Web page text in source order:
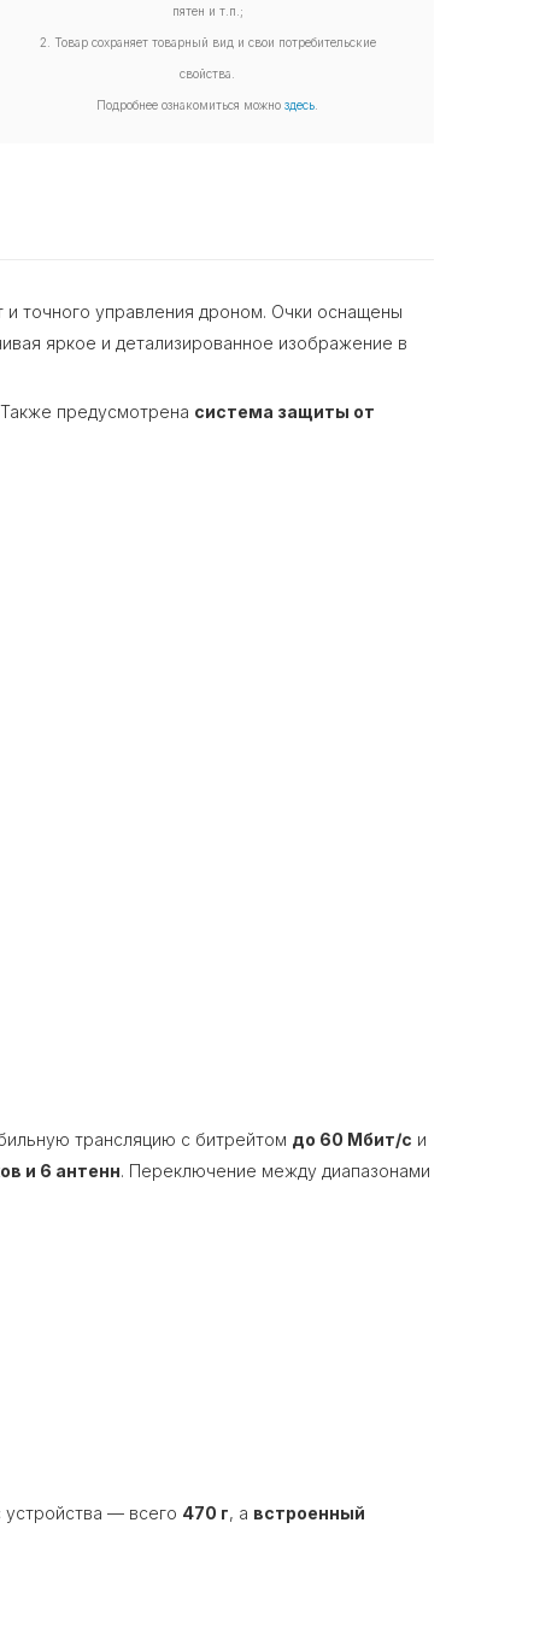
пятен и т.п.;
2. Товар сохраняет товарный вид и свои потребительские
свойства.
Подробнее ознакомиться можно здесь
точного управления дроном. Очки оснащены
яркое и детализированное изображение в
предусмотрена система защиты от
трансляцию с битрейтом до 60 Мбит/с и
и 6 антенн. Переключение между диапазонами
— всего 470 г, а встроенный